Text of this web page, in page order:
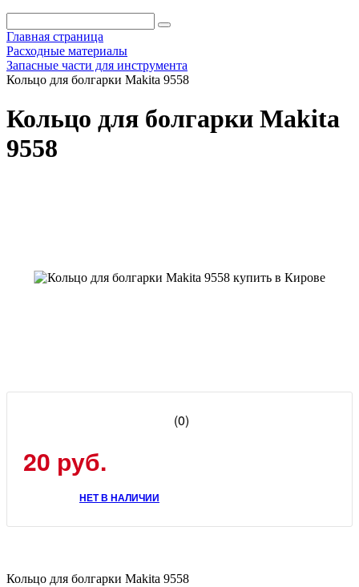
Главная страница
Расходные материалы
Запасные части для инструмента
Кольцо для болгарки Makita 9558
Кольцо для болгарки Makita
9558
(0)
20 руб.
НЕТ В НАЛИЧИИ
Кольцо для болгарки Makita 9558